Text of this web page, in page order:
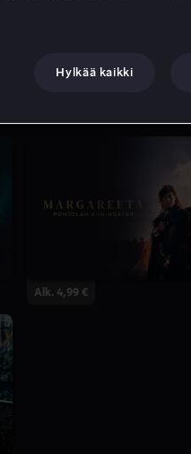
Alk. 4,99 €
Hylkää kaikki